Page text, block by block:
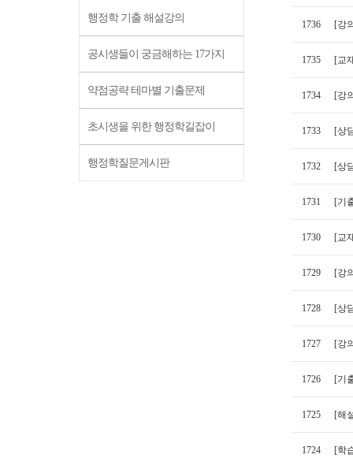
행정학 기출 해설강의
공시생들이 궁금해하는 17가지
약점공략 테마별 기출문제
초시생을 위한 행정학길잡이
행정학질문게시판
1736 [강
1735 [교
1734 [강
1733 [상
1732 [상
1731 [기
1730 [교
1729 [강
1728 [상
1727 [강
1726 [기
1725 [해
1724 [학